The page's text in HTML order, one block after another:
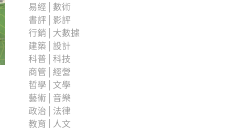
易經│數術
書評│影評
行銷│大數據
建築│設計
科普│科技
商管│經營
哲學│文學
藝術│音樂
政治│法律
教育│人文